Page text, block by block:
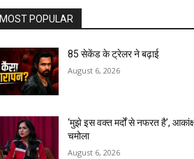
MOST POPULAR
85 सेकेंड के ट्रेलर ने बढ़ाई
August 6, 2026
‘मुझे इस वक्त मर्दों से नफरत है’,
चमोला
August 6, 2026